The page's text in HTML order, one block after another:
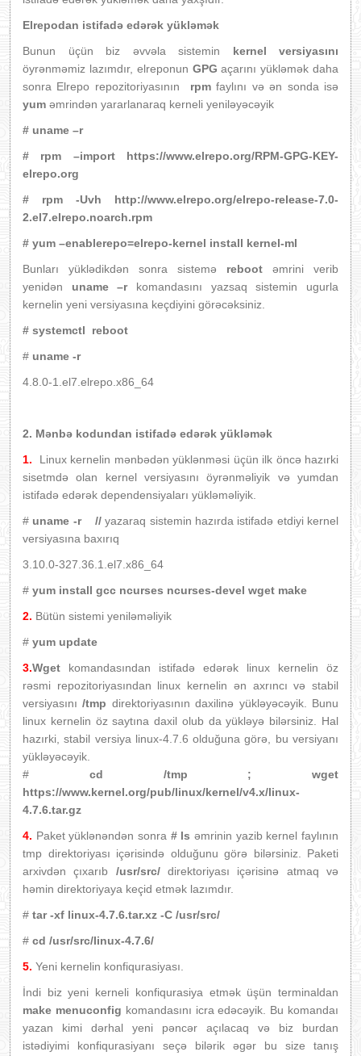
Elrepodan istifadə edərək yükləmək
Bunun üçün biz əvvəla sistemin kernel versiyasını
öyrənməmiz lazımdır, elreponun GPG açarını yükləmək daha
sonra Elrepo repozitoriyasının rpmfaylını və ən sonda isə
yum əmrindən yararlanaraq kerneli yeniləyəcəyik
# uname –r
# rpm –import https://www.elrepo.org/RPM-GPG-KEY-
elrepo.org
# rpm -Uvh http://www.elrepo.org/elrepo-release-7.0-
2.el7.elrepo.noarch.rpm
# yum –enablerepo=elrepo-kernel install kernel-ml
Bunları yüklədikdən sonra sistemə reboot əmrini verib
yenidən uname –rkomandasını yazsaq sistemin ugurla
kernelin yeni versiyasına keçdiyini görəcəksiniz.
# systemctl reboot
# uname -r
4.8.0-1.el7.elrepo.x86_64
2. Mənbə kodundan istifadə edərək yükləmək
1.
Linux kernelin mənbədən yüklənməsi üçün ilk öncə hazırki
sisetmdə olan kernel versiyasını öyrənməliyik və yumdan
istifadə edərək dependensiyaları yükləməliyik.
# uname -r //yazaraq sistemin hazırda istifadə etdiyi kernel
versiyasına baxırıq
3.10.0-327.36.1.el7.x86_64
# yum install gcc ncurses ncurses-devel wget make
2. Bütün sistemi yeniləməliyik
# yum update
3.Wget komandasından istifadə edərək linux kernelin öz
rəsmi repozitoriyasından linux kernelin ən axrıncı və stabil
versiyasını/tmp direktoriyasının daxilinə yükləyəcəyik. Bunu
linux kernelin öz saytına daxil olub da yükləyə bilərsiniz. Hal
hazırki, stabil versiya linux-4.7.6 olduğuna görə, bu versiyanı
yükləyəcəyik.
# cd /tmp ; wget
https://www.kernel.org/pub/linux/kernel/v4.x/linux-
4.7.6.tar.gz
4. Paket yüklənəndən sonra # ls əmrinin yazib kernel faylının
tmp direktoriyası içərisində olduğunu görə bilərsiniz. Paketi
arxivdən çıxarıb /usr/src/direktoriyası içərisinə atmaq və
həmin direktoriyaya keçid etmək lazımdır.
# tar -xf linux-4.7.6.tar.xz -C /usr/src/
# cd /usr/src/linux-4.7.6/
5. Yeni kernelin konfiqurasiyası.
İndi biz yeni kerneli konfiqurasiya etmək üşün terminaldan
make menuconfig komandasını icra edəcəyik. Bu komandaı
yazan kimi dərhal yeni pəncər açılacaq və biz burdan
istədiyimi konfiqurasiyanı seçə bilərik əgər bu size tanış